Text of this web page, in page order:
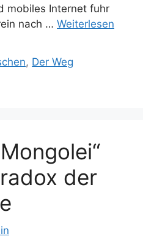
mobiles Internet fuhr
nach … Weiterlesen
, Der Weg
der